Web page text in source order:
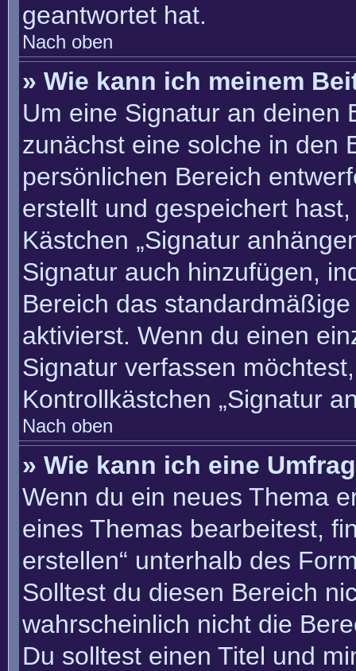
geantwortet hat.
Nach oben
» Wie kann ich meinem
Um eine Signatur an deinen
zunächst eine solche in den
persönlichen Bereich
erstellt und gespeichert
Kästchen „Signatur
Signatur auch hinzufügen,
Bereich das
aktivierst. Wenn du einen
Signatur verfassen
Kontrollkästchen „Signatur
Nach oben
» Wie kann ich eine
Wenn du ein neues Thema
eines Themas bearbeitest,
erstellen“ unterhalb des
Solltest du diesen Bereich
wahrscheinlich nicht die
Du solltest einen Titel und